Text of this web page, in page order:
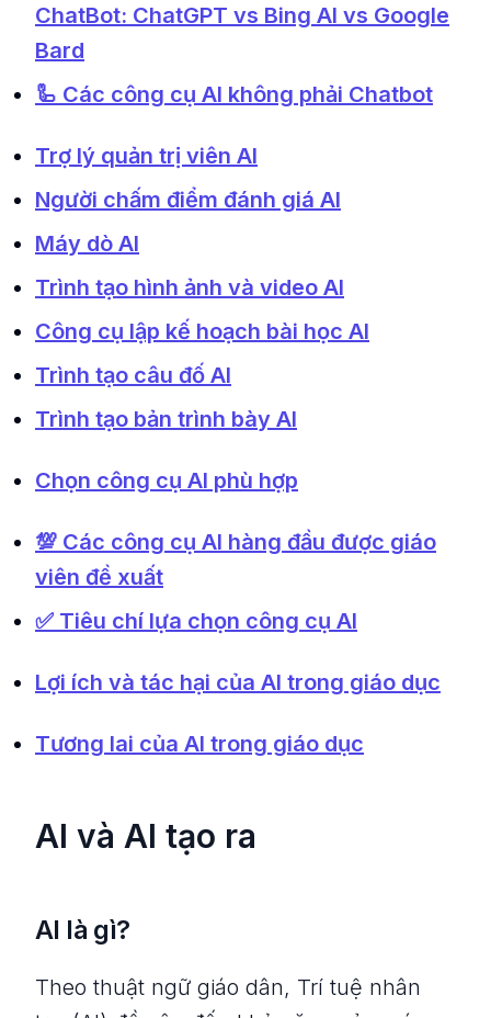
ChatBot: ChatGPT vs Bing AI vs Google
Bard
🦾 Các công cụ AI không phải Chatbot
Trợ lý quản trị viên AI
Người chấm điểm đánh giá AI
Máy dò AI
Trình tạo hình ảnh và video AI
Công cụ lập kế hoạch bài học AI
Trình tạo câu đố AI
Trình tạo bản trình bày AI
Chọn công cụ AI phù hợp
💯 Các công cụ AI hàng đầu được giáo
viên đề xuất
✅ Tiêu chí lựa chọn công cụ AI
Lợi ích và tác hại của AI trong giáo dục
Tương lai của AI trong giáo dục
AI và AI tạo ra
AI là gì?
Theo thuật ngữ giáo dân, Trí tuệ nhân